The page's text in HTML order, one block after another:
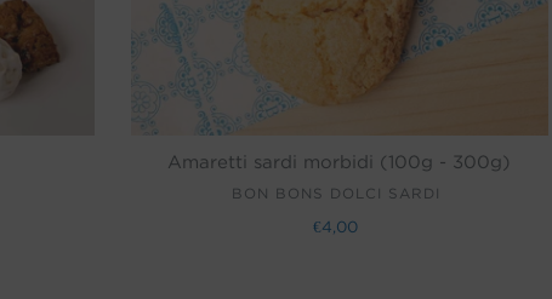
Amaretti sardi morbidi (100g - 300g)
VENDITORE
BON BONS DOLCI SARDI
Prezzo
€4,00